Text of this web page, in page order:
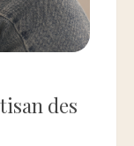
des